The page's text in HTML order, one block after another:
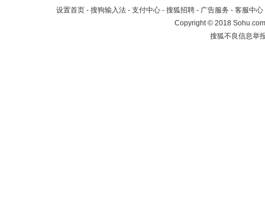
设置首页 - 搜狗输入法 - 支付中心 - 搜狐招聘 - 广告服务 - 客服中心
Copyright©2018
搜狐不良信息举